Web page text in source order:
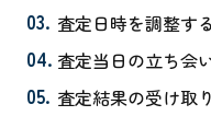
査定日時を調整する
査定当日の立ち会
査定結果の受け取り